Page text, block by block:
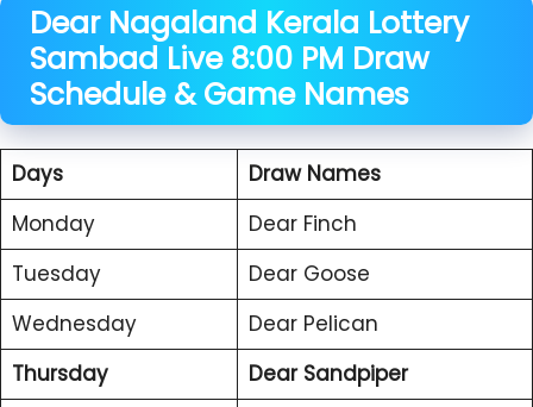
Dear Nagaland Kerala Lottery
Sambad Live 8:00 PM Draw
Schedule & Game Names
Days
Draw Names
Monday
Dear Finch
Tuesday
Dear Goose
Wednesday
Dear Pelican
Thursday
Dear Sandpiper